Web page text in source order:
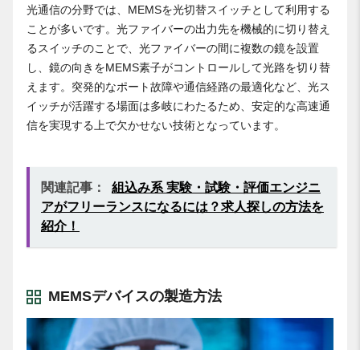
光通信の分野では、MEMSを光切替スイッチとして利用する
ことが多いです。光ファイバーの出力先を機械的に切り替え
るスイッチのことで、光ファイバーの間に複数の鏡を設置
し、鏡の向きをMEMS素子がコントロールして光路を切り替
えます。突発的なポート故障や通信経路の最適化など、光ス
イッチが活躍する場面は多岐にわたるため、安定的な高速通
信を実現する上で欠かせない技術となっています。
関連記事：
組込み系 実験・試験・評価エンジニ
アがフリーランスになるには？求人探しの方法を
紹介！
MEMSデバイスの製造方法